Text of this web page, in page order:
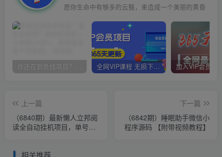
愿你生命中有够多的云翳，来造成一个美丽的黄昏
你还在到处找项目？还在当韭菜？我靠卖项目一个月收入5万+，曾经我也是个失败者。 全网VIP课程 无损下载~
上一篇
（6840期）最新懒人立邦阅
读全自动挂机项目，单号一
下一篇
（6842期）睡眠助手微信小
程序源码 【附带视频教程】
相关推荐